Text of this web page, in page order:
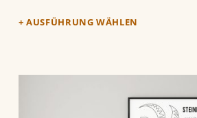
AUSFÜHRUNG WÄHLEN